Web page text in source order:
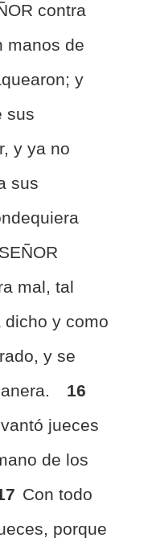
contra
manos de
y
sus
y ya no
sus
mal, tal
dicho y como
y se
16
jueces
de los
Con todo
porque